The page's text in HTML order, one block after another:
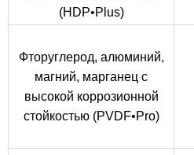
(HDP•Plus)
Фторуглерод, алюминий,
магний, марганец с
высокой коррозионной
стойкостью (PVDF•Pro)